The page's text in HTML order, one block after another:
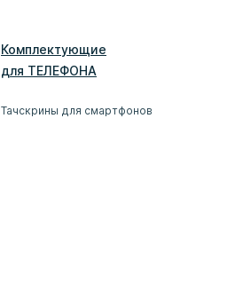
Комплектующие
для ТЕЛЕФОНА
Тачскрины для смартфонов